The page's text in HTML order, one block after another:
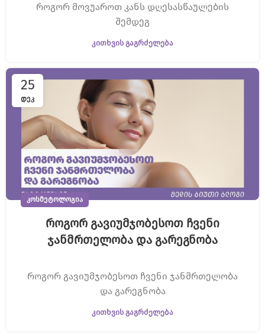
როგორ მოვუაროთ კანს დღესასწაულების
შემდეგ
ᲙᲘᲗᲮᲕᲘᲡ ᲒᲐᲒᲠᲫᲔᲚᲔᲑᲐ
25
ᲓᲔᲙ
ᲙᲝᲡᲛᲔᲢᲝᲚᲝᲒᲘᲐ
როგორ გავიუმჯობესოთ ჩვენი
ჯანმრთელობა და გარეგნობა
როგორ გავიუმჯობესოთ ჩვენი ჯანმრთელობა
და გარეგნობა
ᲙᲘᲗᲮᲕᲘᲡ ᲒᲐᲒᲠᲫᲔᲚᲔᲑᲐ